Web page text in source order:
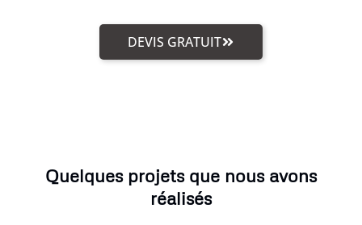
DEVIS GRATUIT
Quelques projets que nous avons
réalisés